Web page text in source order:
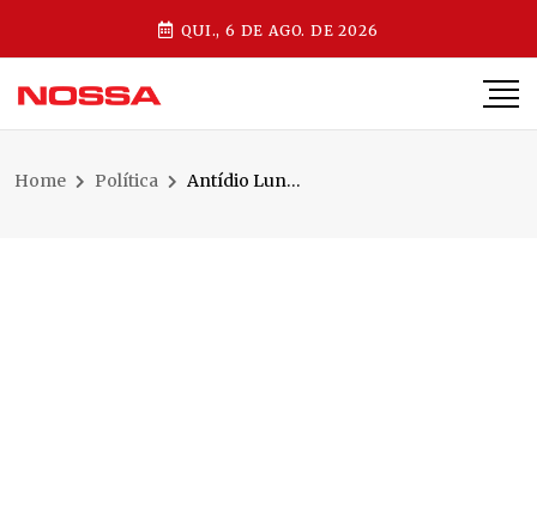
QUI., 6 DE AGO. DE 2026
Home Política Antídio Lunelli deve anunciar pré-candidatura ao Senado em evento em Jaraguá do Sul